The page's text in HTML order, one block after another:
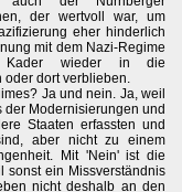
der wertvoll war, um
eher hinderlich
mit dem Nazi-Regime
Kader wieder in die
oder dort verblieben.
Ja und nein. Ja, weil
Modernisierungen und
Staaten erfassten und
aber nicht zu einem
Mit 'Nein' ist die
sonst ein Missverständnis
nicht deshalb an den